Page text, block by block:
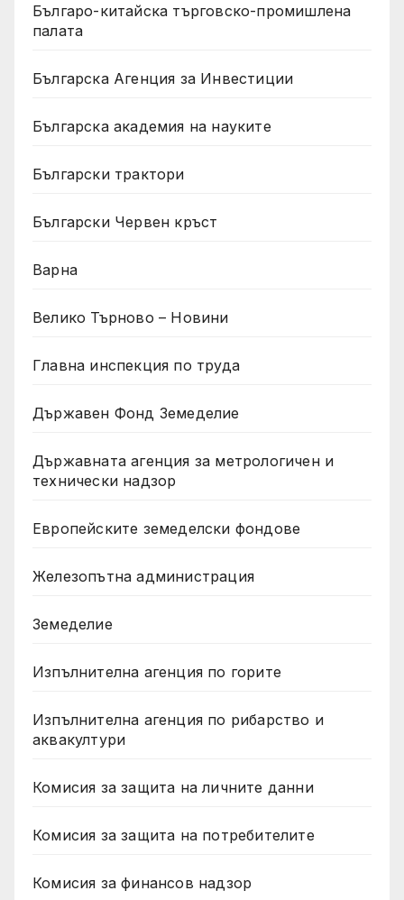
Българо-китайска търговско-промишлена
палата
Българска Агенция за Инвестиции
Българска академия на науките
Български трактори
Български Червен кръст
Варна
Велико Търново – Новини
Главна инспекция по труда
Държавен Фонд Земеделие
Държавната агенция за метрологичен и
технически надзор
Европейските земеделски фондове
Железопътна администрация
Земеделие
Изпълнителна агенция по горите
Изпълнителна агенция по рибарство и
аквакултури
Комисия за защита на личните данни
Комисия за защита на потребителите
Комисия за финансов надзор